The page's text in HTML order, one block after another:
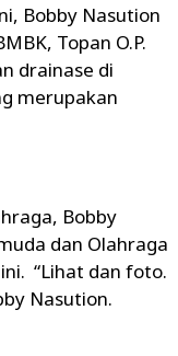
Bobby Nasution
Topan O.P.
drainase di
merupakan
Bobby
dan Olahraga
“Lihat dan foto.
Nasution.